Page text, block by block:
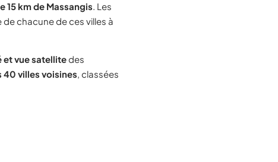
15 km de Massangis. Les
chacune de ces villes à
et vue satellitedes
villes voisines, classées